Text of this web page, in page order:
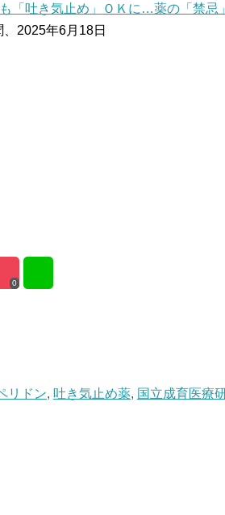
「吐き気止め」ＯＫに…薬の「禁
、2025年6月18日
0
リドン, 吐き気止め薬, 国立成育医療